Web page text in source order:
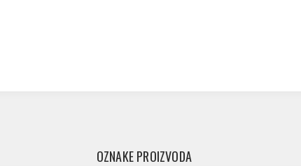
OZNAKE PROIZVODA